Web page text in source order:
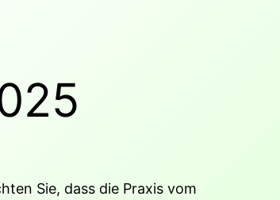
Sie, dass die Praxis vom